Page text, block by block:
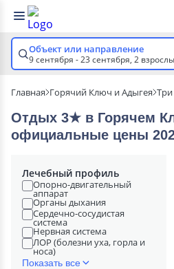
Объект или направление
9 сентября - 23 сентября, 2
Главная Горячий Ключ и Адыгея Три
Отдых 3★ в Горячем
официальные цены
Лечебный профиль
Опорно-двигательный
аппарат
Органы дыхания
Сердечно-сосудистая
система
Нервная система
ЛОР (болезни уха, горла и
носа)
Показать все